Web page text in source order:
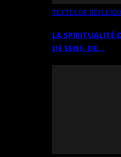
TEXTES DE
LA SPIRITUALITÉ
DE SENS, DE…